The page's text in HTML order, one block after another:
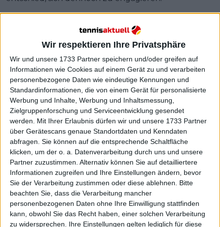
Wir respektieren Ihre Privatsphäre
Wir und unsere 1733 Partner speichern und/oder greifen auf
Informationen wie Cookies auf einem Gerät zu und verarbeiten
personenbezogene Daten wie eindeutige Kennungen und
Standardinformationen, die von einem Gerät für personalisierte
Werbung und Inhalte, Werbung und Inhaltsmessung,
Zielgruppenforschung und Serviceentwicklung gesendet
werden.
Mit Ihrer Erlaubnis dürfen wir und unsere 1733 Partner
über Gerätescans genaue Standortdaten und Kenndaten
abfragen. Sie können auf die entsprechende Schaltfläche
klicken, um der o. a. Datenverarbeitung durch uns und unsere
Partner zuzustimmen. Alternativ können Sie auf detailliertere
Informationen zugreifen und Ihre Einstellungen ändern, bevor
Sie der Verarbeitung zustimmen oder diese ablehnen.
Bitte
beachten Sie, dass die Verarbeitung mancher
personenbezogenen Daten ohne Ihre Einwilligung stattfinden
kann, obwohl Sie das Recht haben, einer solchen Verarbeitung
zu widersprechen. Ihre Einstellungen gelten lediglich für diese
Weiterlesen